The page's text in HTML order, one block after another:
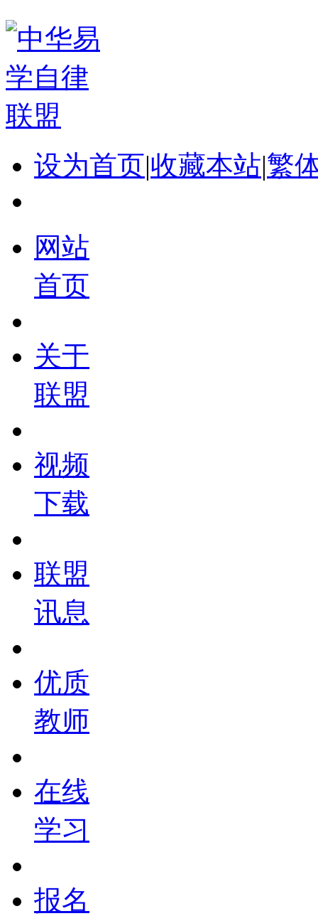
设为首页|收藏本站|繁
网站
首页
关于
联盟
视频
下载
联盟
讯息
优质
教师
在线
学习
报名